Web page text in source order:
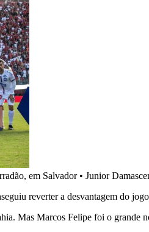
em Salvador• Junior
reverter a desvantagem do
Mas Marcos Felipe foi o grande